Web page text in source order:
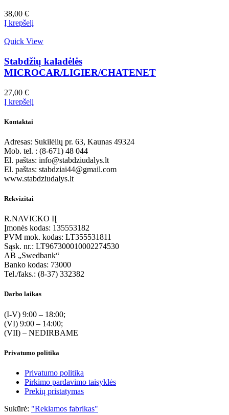
38,00 €
Į krepšelį
Quick View
Stabdžių kaladėlės
MICROCAR/LIGIER/CHATENET
27,00 €
Į krepšelį
Kontaktai
Adresas: Sukilėlių pr. 63, Kaunas 49324
Mob. tel. : (8-671) 48 044
El. paštas: info@stabdziudalys.lt
El. paštas: stabdziai44@gmail.com
www.stabdziudalys.lt
Rekvizitai
R.NAVICKO IĮ
Įmonės kodas: 135553182
PVM mok. kodas: LT355531811
Sąsk. nr.: LT967300010002274530
AB „Swedbank“
Banko kodas: 73000
Tel./faks.: (8-37) 332382
Darbo laikas
(I-V) 9:00 – 18:00;
(VI) 9:00 – 14:00;
(VII) – NEDIRBAME
Privatumo politika
Privatumo politika
Pirkimo pardavimo taisyklės
Prekių pristatymas
Sukūrė: "Reklamos fabrikas"